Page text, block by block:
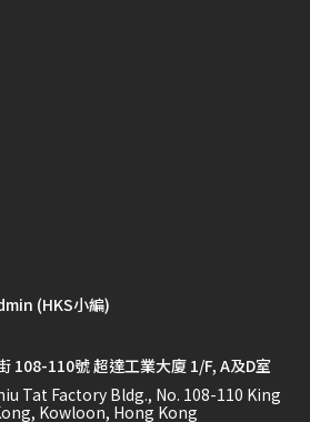
(HKS小編)
108-110號 超達工業大廈 1/F, A及D室
Tat Factory Bldg., No. 108-110 King
Kowloon, Hong Kong